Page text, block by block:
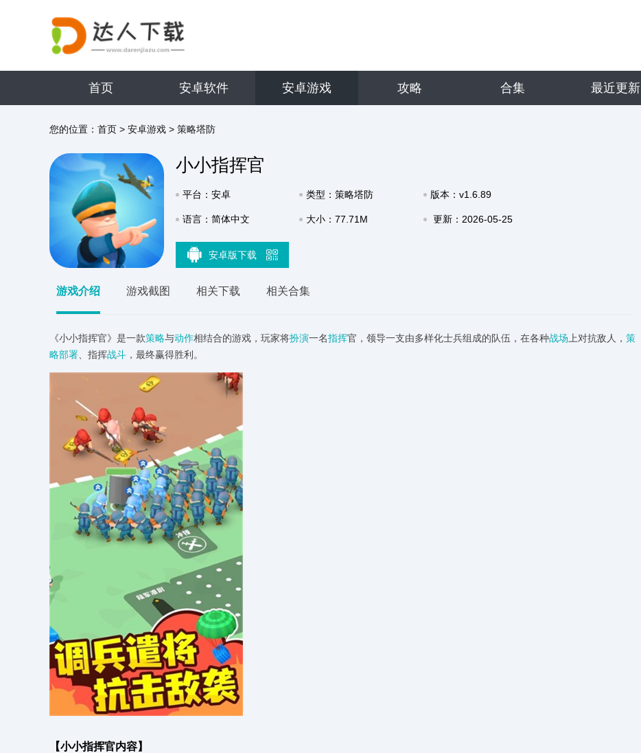
首页 安卓软件 安卓游戏 攻略 合集 最近更新
您的位置： 首页 > 安卓游戏 > 策略塔防
小小指挥官
平台：安卓 类型：策略塔防 版本：v1.6.89
语言：简体中文 大小：77.71M 更新：2026-05-25
安卓版下载
游戏介绍 游戏截图 相关下载 相关合集
《小小指挥官》是一款策略与动作相结合的游戏，玩家将扮演一名指挥官，领导一支由多样化士兵组成的队伍，在各种战场 上对抗敌人， 策
略部署 、指挥战斗 ，最终赢得胜利。
【小小指挥官内容】